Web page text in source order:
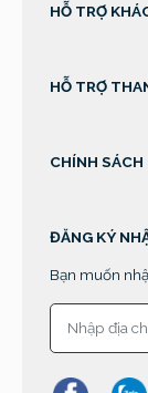
HỖ TRỢ
HỖ TRỢ
CHÍNH SÁCH
ĐĂNG KÝ
Bạn muốn